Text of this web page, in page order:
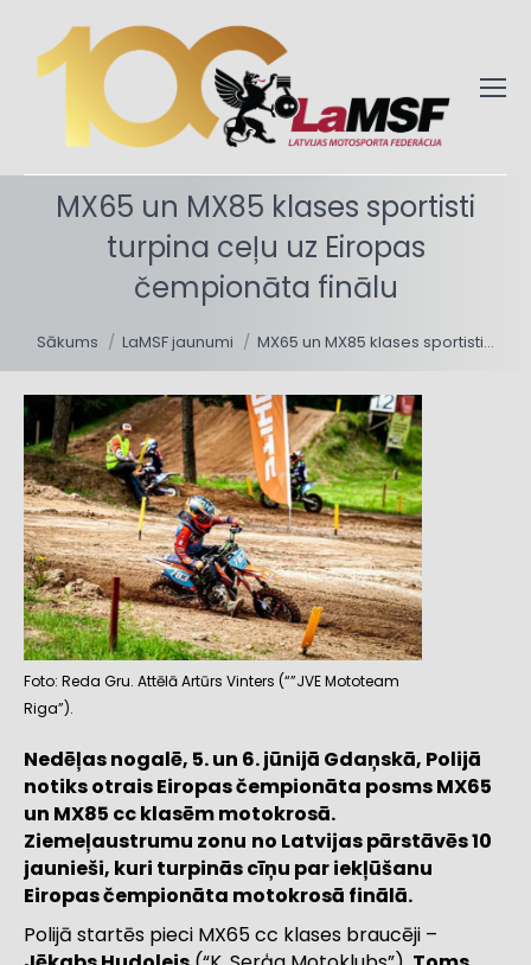
MX65 un MX85 klases sportisti
turpina ceļu uz Eiropas
čempionāta finālu
Sākums LaMSF jaunumi MX65 un MX85 klases sportisti…
Foto: Reda Gru. Attēlā Artūrs Vinters (“”JVE Mototeam
Riga”).
Nedēļas nogalē, 5. un 6. jūnijā Gdaņskā, Polijā
notiks otrais Eiropas čempionāta posms MX65
un MX85 cc klasēm motokrosā.
Ziemeļaustrumu zonu no Latvijas pārstāvēs 10
jaunieši, kuri turpinās cīņu par iekļūšanu
Eiropas čempionāta motokrosā finālā.
Polijā startēs pieci MX65 cc klases braucēji –